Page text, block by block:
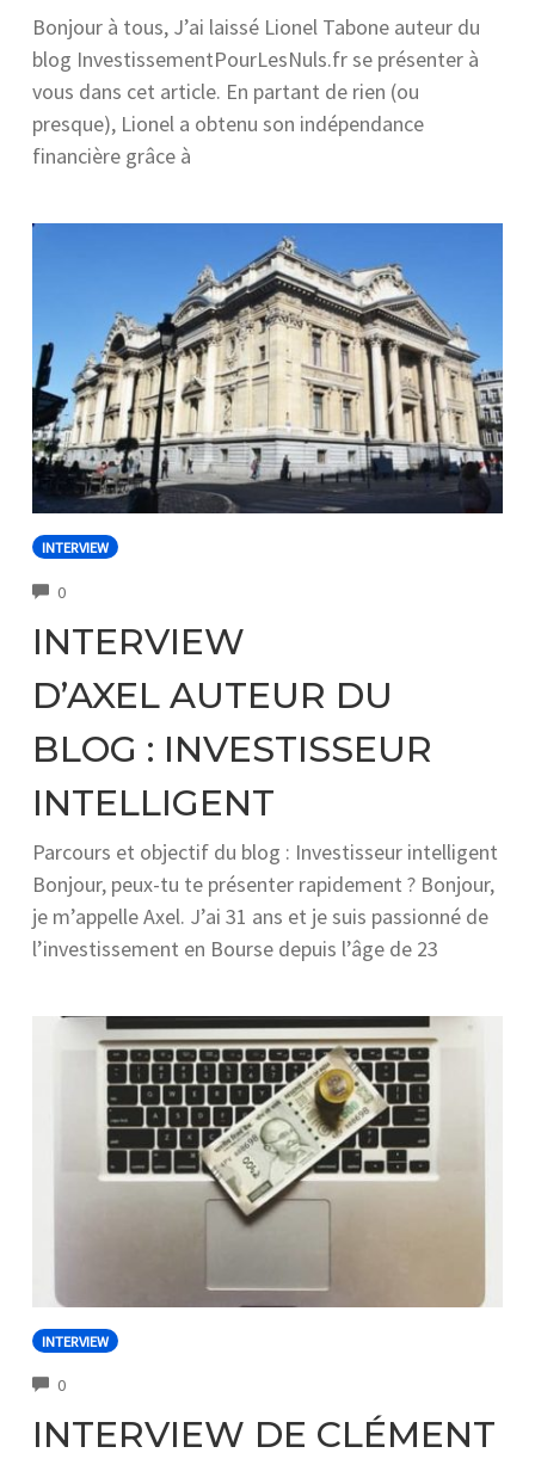
Bonjour à tous, J’ai laissé Lionel Tabone auteur du
blog InvestissementPourLesNuls.fr se présenter à
vous dans cet article. En partant de rien (ou
presque), Lionel a obtenu son indépendance
financière grâce à
INTERVIEW
0COMMENTS
INTERVIEW
D’AXEL AUTEUR DU
BLOG : INVESTISSEUR
INTELLIGENT
Parcours et objectif du blog : Investisseur intelligent
Bonjour, peux-tu te présenter rapidement ? Bonjour,
je m’appelle Axel. J’ai 31 ans et je suis passionné de
l’investissement en Bourse depuis l’âge de 23
INTERVIEW
0COMMENTS
INTERVIEW DE CLÉMENT